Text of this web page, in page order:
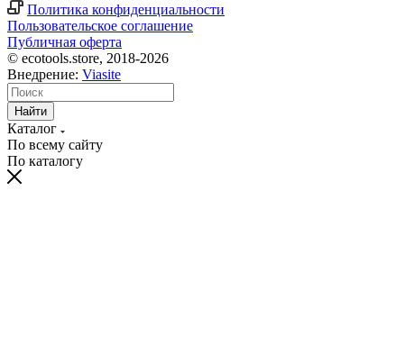
Политика конфиденциальности
Пользовательское соглашение
Публичная оферта
© ecotools.store, 2018-2026
Внедрение: Viasite
Найти
Каталог
По всему сайту
По каталогу